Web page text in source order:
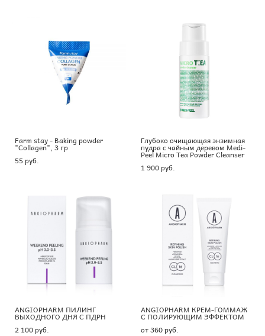
Farm stay - Baking powder
"Collagen", 3 гр
55 pуб.
Глубоко очищающая энзимная
пудра с чайным деревом Medi-
Peel Micro Tea Powder Cleanser
1 900 pуб.
ANGIOPHARM ПИЛИНГ
ВЫХОДНОГО ДНЯ С ПДРН
2 100 pуб.
ANGIOPHARM КРЕМ-ГОММАЖ
С ПОЛИРУЮЩИМ ЭФФЕКТОМ
от 360 pуб.